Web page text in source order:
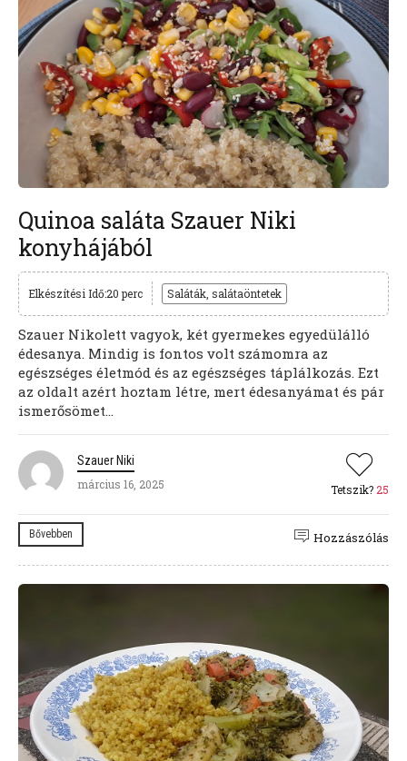
Quinoa saláta Szauer Niki
konyhájából
Elkészítési Idő:20 perc Saláták, salátaöntetek
Szauer Nikolett vagyok, két gyermekes egyedülálló
édesanya. Mindig is fontos volt számomra az
egészséges életmód és az egészséges táplálkozás. Ezt
az oldalt azért hoztam létre, mert édesanyámat és pár
ismerősömet...
Szauer Niki
március 16, 2025
Tetszik? 25
Bővebben Hozzászólás